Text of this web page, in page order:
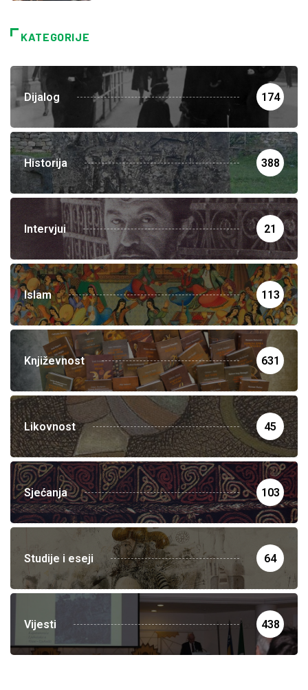
KATEGORIJE
Dijalog 174
Historija 388
Intervjui 21
Islam 113
Književnost 631
Likovnost 45
Sjećanja 103
Studije i eseji 64
Vijesti 438